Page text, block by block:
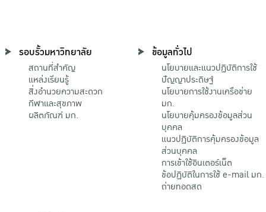
รอบรั้วมหาวิทยาลัย
สถานที่สำคัญ
แหล่งเรียนรู้
สิ่งอำนวยความสะดวก
กีฬาและสุขภาพ
ผลิตภัณฑ์ มก.
ข้อมูลทั่วไป
นโยบายและแนวปฏิบัติการใช้
ปัญญาประดิษฐ์
นโยบายการใช้งานเครือข่าย
มก.
นโยบายคุ้มครองข้อมูลส่วน
บุคคล
แนวปฏิบัติการคุ้มครองข้อมูล
ส่วนบุคคล
การเข้าใช้อินเตอร์เน็ต
ข้อปฏิบัติในการใช้ e-mail มก.
ถ่ายทอดสด